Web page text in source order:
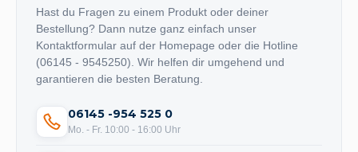
Hast du Fragen zu einem Produkt oder deiner
Bestellung? Dann nutze ganz einfach unser
Kontaktformular auf der Homepage oder die Hotline
(06145 - 9545250). Wir helfen dir umgehend und
garantieren die besten Beratung.
06145 -954 525 0
Mo. - Fr. 10:00 - 16:00 Uhr